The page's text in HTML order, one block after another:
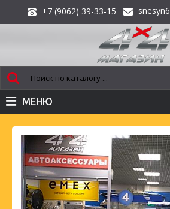
+7 (9062) 39-33-15
МЕНЮ